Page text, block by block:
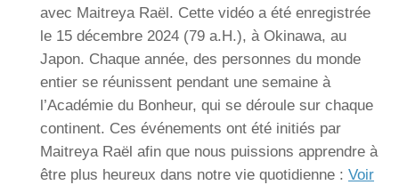
avec Maitreya Raël. Cette vidéo a été enregistrée
le 15 décembre 2024 (79 a.H.), à Okinawa, au
Japon. Chaque année, des personnes du monde
entier se réunissent pendant une semaine à
l’Académie du Bonheur, qui se déroule sur chaque
continent. Ces événements ont été initiés par
Maitreya Raël afin que nous puissions apprendre à
être plus heureux dans notre vie quotidienne : Voir